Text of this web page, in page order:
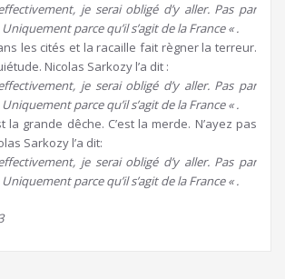
je serai obligé d’y aller. Pas par
parce qu’il s’agit de la France « .
les cités et la racaille fait règner la terreur.
Nicolas Sarkozy l’a dit :
je serai obligé d’y aller. Pas par
parce qu’il s’agit de la France « .
la grande dêche. C’est la merde. N’ayez pas
Sarkozy l’a dit:
je serai obligé d’y aller. Pas par
parce qu’il s’agit de la France « .